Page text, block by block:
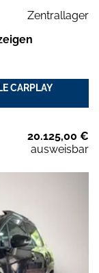
Zentrallager
CARPLAY
20.125,00 €
ausweisbar